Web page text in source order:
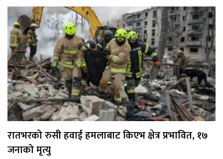
रातभरको रुसी हवाई हमलाबाट किएभ क्षेत्र प्रभावित, १७
जनाको मृत्यु